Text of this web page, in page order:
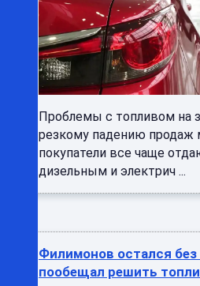
Проблемы с топливом на
резкому падению
покупатели все чаще
дизельным и электрич ...
Филимонов остался без
пообещал решить